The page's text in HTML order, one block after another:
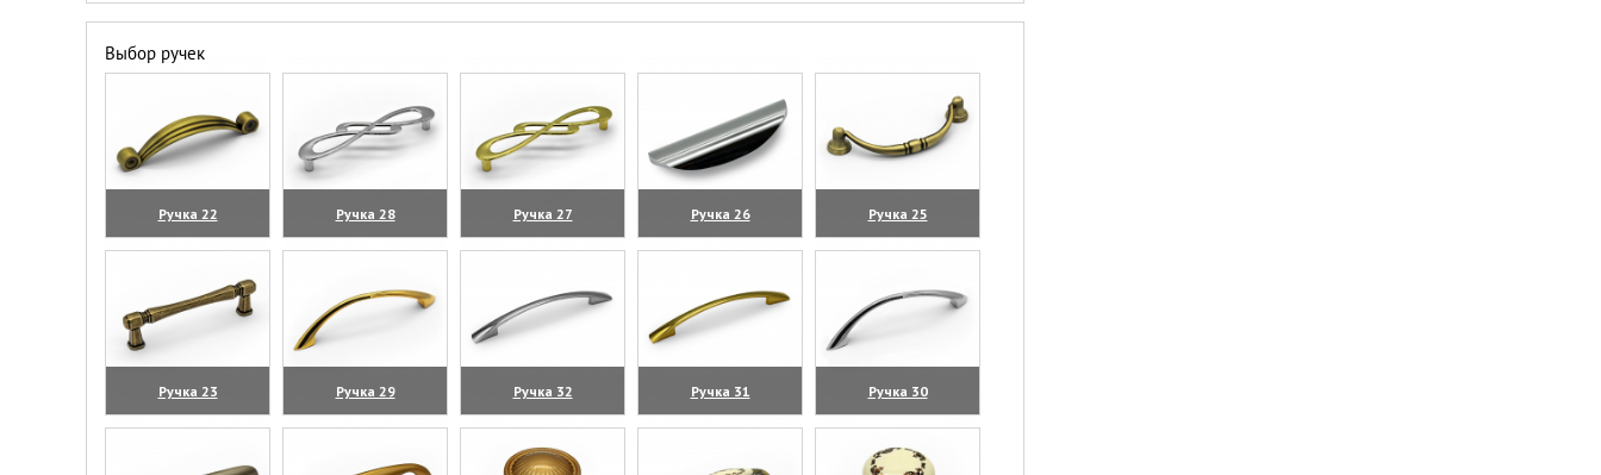
Выбор ручек
Ручка 22
(увеличить)
Ручка 28
(увеличить)
Ручка 27
(увеличить)
Ручка 26
(увеличить)
Ручка 25
(увеличить)
Ручка 23
(увеличить)
Ручка 29
(увеличить)
Ручка 32
(увеличить)
Ручка 31
(увеличить)
Ручка 30
(увеличить)